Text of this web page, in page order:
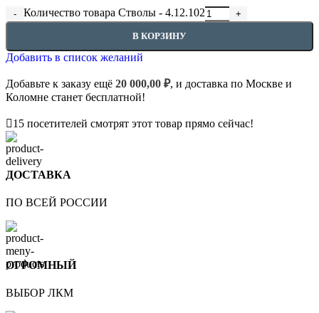
Количество товара Стволы - 4.12.102
В КОРЗИНУ
Добавить в список желаний
Добавьте к заказу ещё 20 000,00 ₽, и доставка по Москве и
Коломне станет бесплатной!
15 посетителей смотрят этот товар прямо сейчас!
ДОСТАВКА
ПО ВСЕЙ РОССИИ
ОГРОМНЫЙ
ВЫБОР ЛКМ